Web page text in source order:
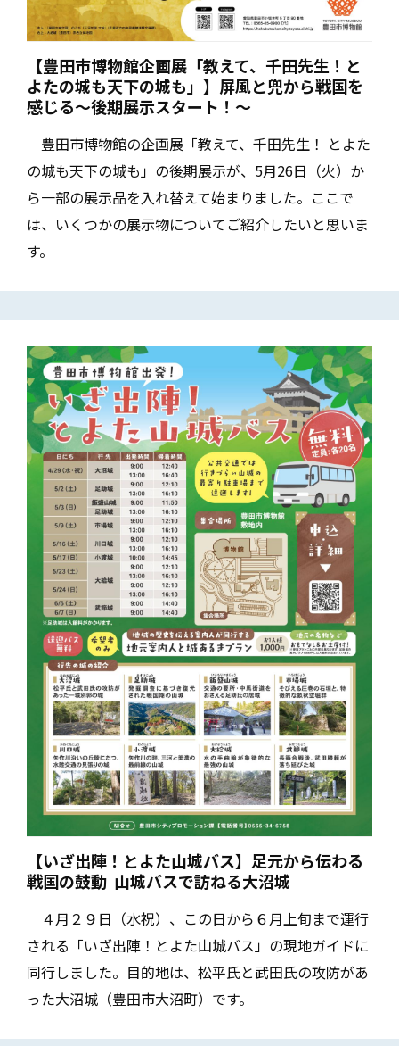
【豊田市博物館企画展「教えて、千田先生！と
よたの城も天下の城も」】屏風と兜から戦国を
感じる～後期展示スタート！～
豊田市博物館の企画展「教えて、千田先生！ とよた
の城も天下の城も」の後期展示が、5月26日（火）か
ら一部の展示品を入れ替えて始まりました。ここで
は、いくつかの展示物についてご紹介したいと思いま
す。
【いざ出陣！とよた山城バス】足元から伝わる
戦国の鼓動 ―― 山城バスで訪ねる大沼城
４月２９日（水祝）、この日から６月上旬まで運行
される「いざ出陣！とよた山城バス」の現地ガイドに
同行しました。目的地は、松平氏と武田氏の攻防があ
った大沼城（豊田市大沼町）です。